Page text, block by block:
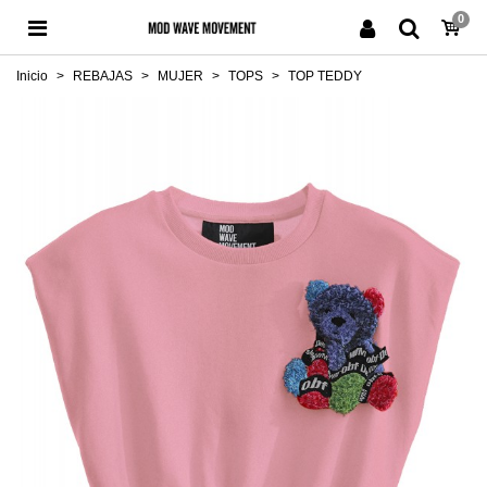
0
Inicio > REBAJAS > MUJER > TOPS > TOP TEDDY